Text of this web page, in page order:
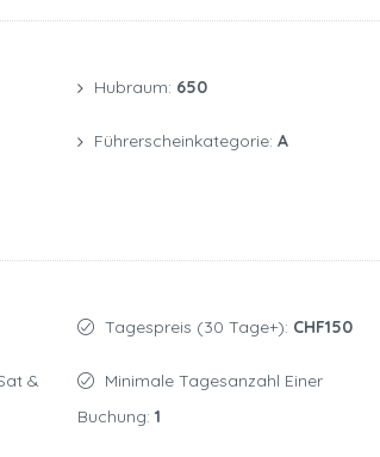
Hubraum: 650
Führerscheinkategorie: A
Tagespreis (30 Tage+): CHF150
Buchung: 1